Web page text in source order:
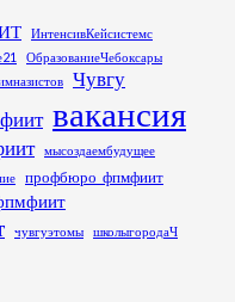
ИнтенсивКейсистемс
ОбразованиеЧебоксары
Чувгу
вакансия
мысоздаембудущее
профбюро_фпмфиит
чувгуэтомы школыгородаЧ